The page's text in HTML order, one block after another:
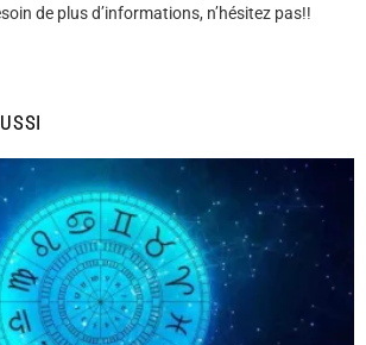
de plus d’informations, n’hésitez pas!!